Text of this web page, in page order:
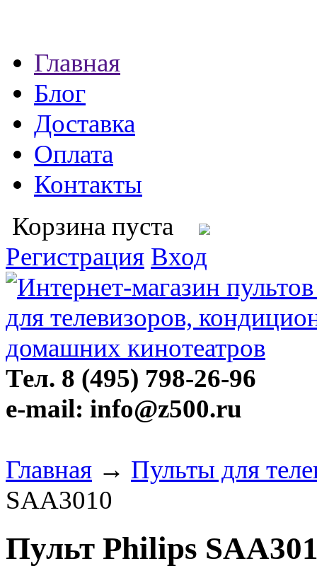
Главная
Блог
Доставка
Оплата
Контакты
Корзина пуста
Регистрация Вход
Тел. 8 (495) 798-26-96
e-mail: info@z500.ru
Главная → Пульты для
SAA3010
Пульт Philips